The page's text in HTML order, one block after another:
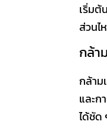
เริ่มต้
ส่วนไ
กล้า
กล้าม
และก
ได้ชัด